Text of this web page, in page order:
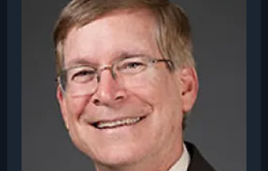
инструкторов — известные личности, такие как
Гордон Рамзи (кулинария), Маргарет Этвуд
(писательство), Мартин Скорсезе
(кинорежиссура), Серена Уильямс (теннис),
Ханс Циммер